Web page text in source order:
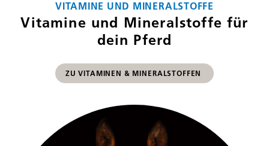
VITAMINE UND MINERALSTOFFE
Vitamine und Mineralstoffe für
dein Pferd
ZU VITAMINEN & MINERALSTOFFEN